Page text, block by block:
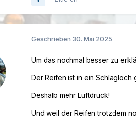
Geschrieben 30. Mai 2025
Um das nochmal besser zu
Der Reifen ist in ein Schlagloch
Deshalb mehr Luftdruck!
Und weil der Reifen trotzdem